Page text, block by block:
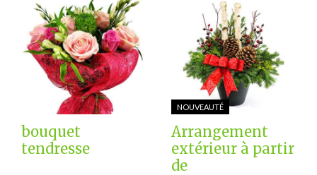
bouquet
tendresse
NOUVEAUTÉ
Arrangement
extérieur à partir
de